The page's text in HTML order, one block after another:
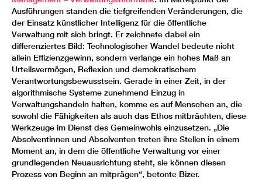
Ausführungen standen die tiefgreifenden Veränderungen, die
der Einsatz künstlicher Intelligenz für die öffentliche
Verwaltung mit sich bringt. Er zeichnete dabei ein
differenziertes Bild: Technologischer Wandel bedeute nicht
allein Effizienzgewinn, sondern verlange ein hohes Maß an
Urteilsvermögen, Reflexion und demokratischem
Verantwortungsbewusstsein. Gerade in einer Zeit, in der
algorithmische Systeme zunehmend Einzug in
Verwaltungshandeln halten, komme es auf Menschen an, die
sowohl die Fähigkeiten als auch das Ethos mitbrächten, diese
Werkzeuge im Dienst des Gemeinwohls einzusetzen. „Die
Absolventinnen und Absolventen treten ihre Stellen in einem
Moment an, in dem die öffentliche Verwaltung vor einer
grundlegenden Neuausrichtung steht, sie können diesen
Prozess von Beginn an mitprägen“, betonte Bizer.